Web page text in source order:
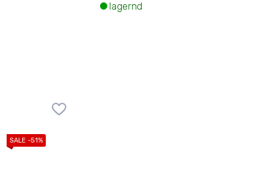
lagernd